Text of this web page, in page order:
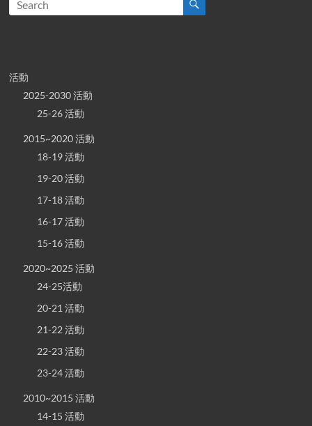
活動
2025-2030 活動
25-26 活動
2015~2020 活動
18-19 活動
19-20 活動
17-18 活動
16-17 活動
15-16 活動
2020~2025 活動
24-25活動
20-21 活動
21-22 活動
22-23 活動
23-24 活動
2010~2015 活動
14-15 活動